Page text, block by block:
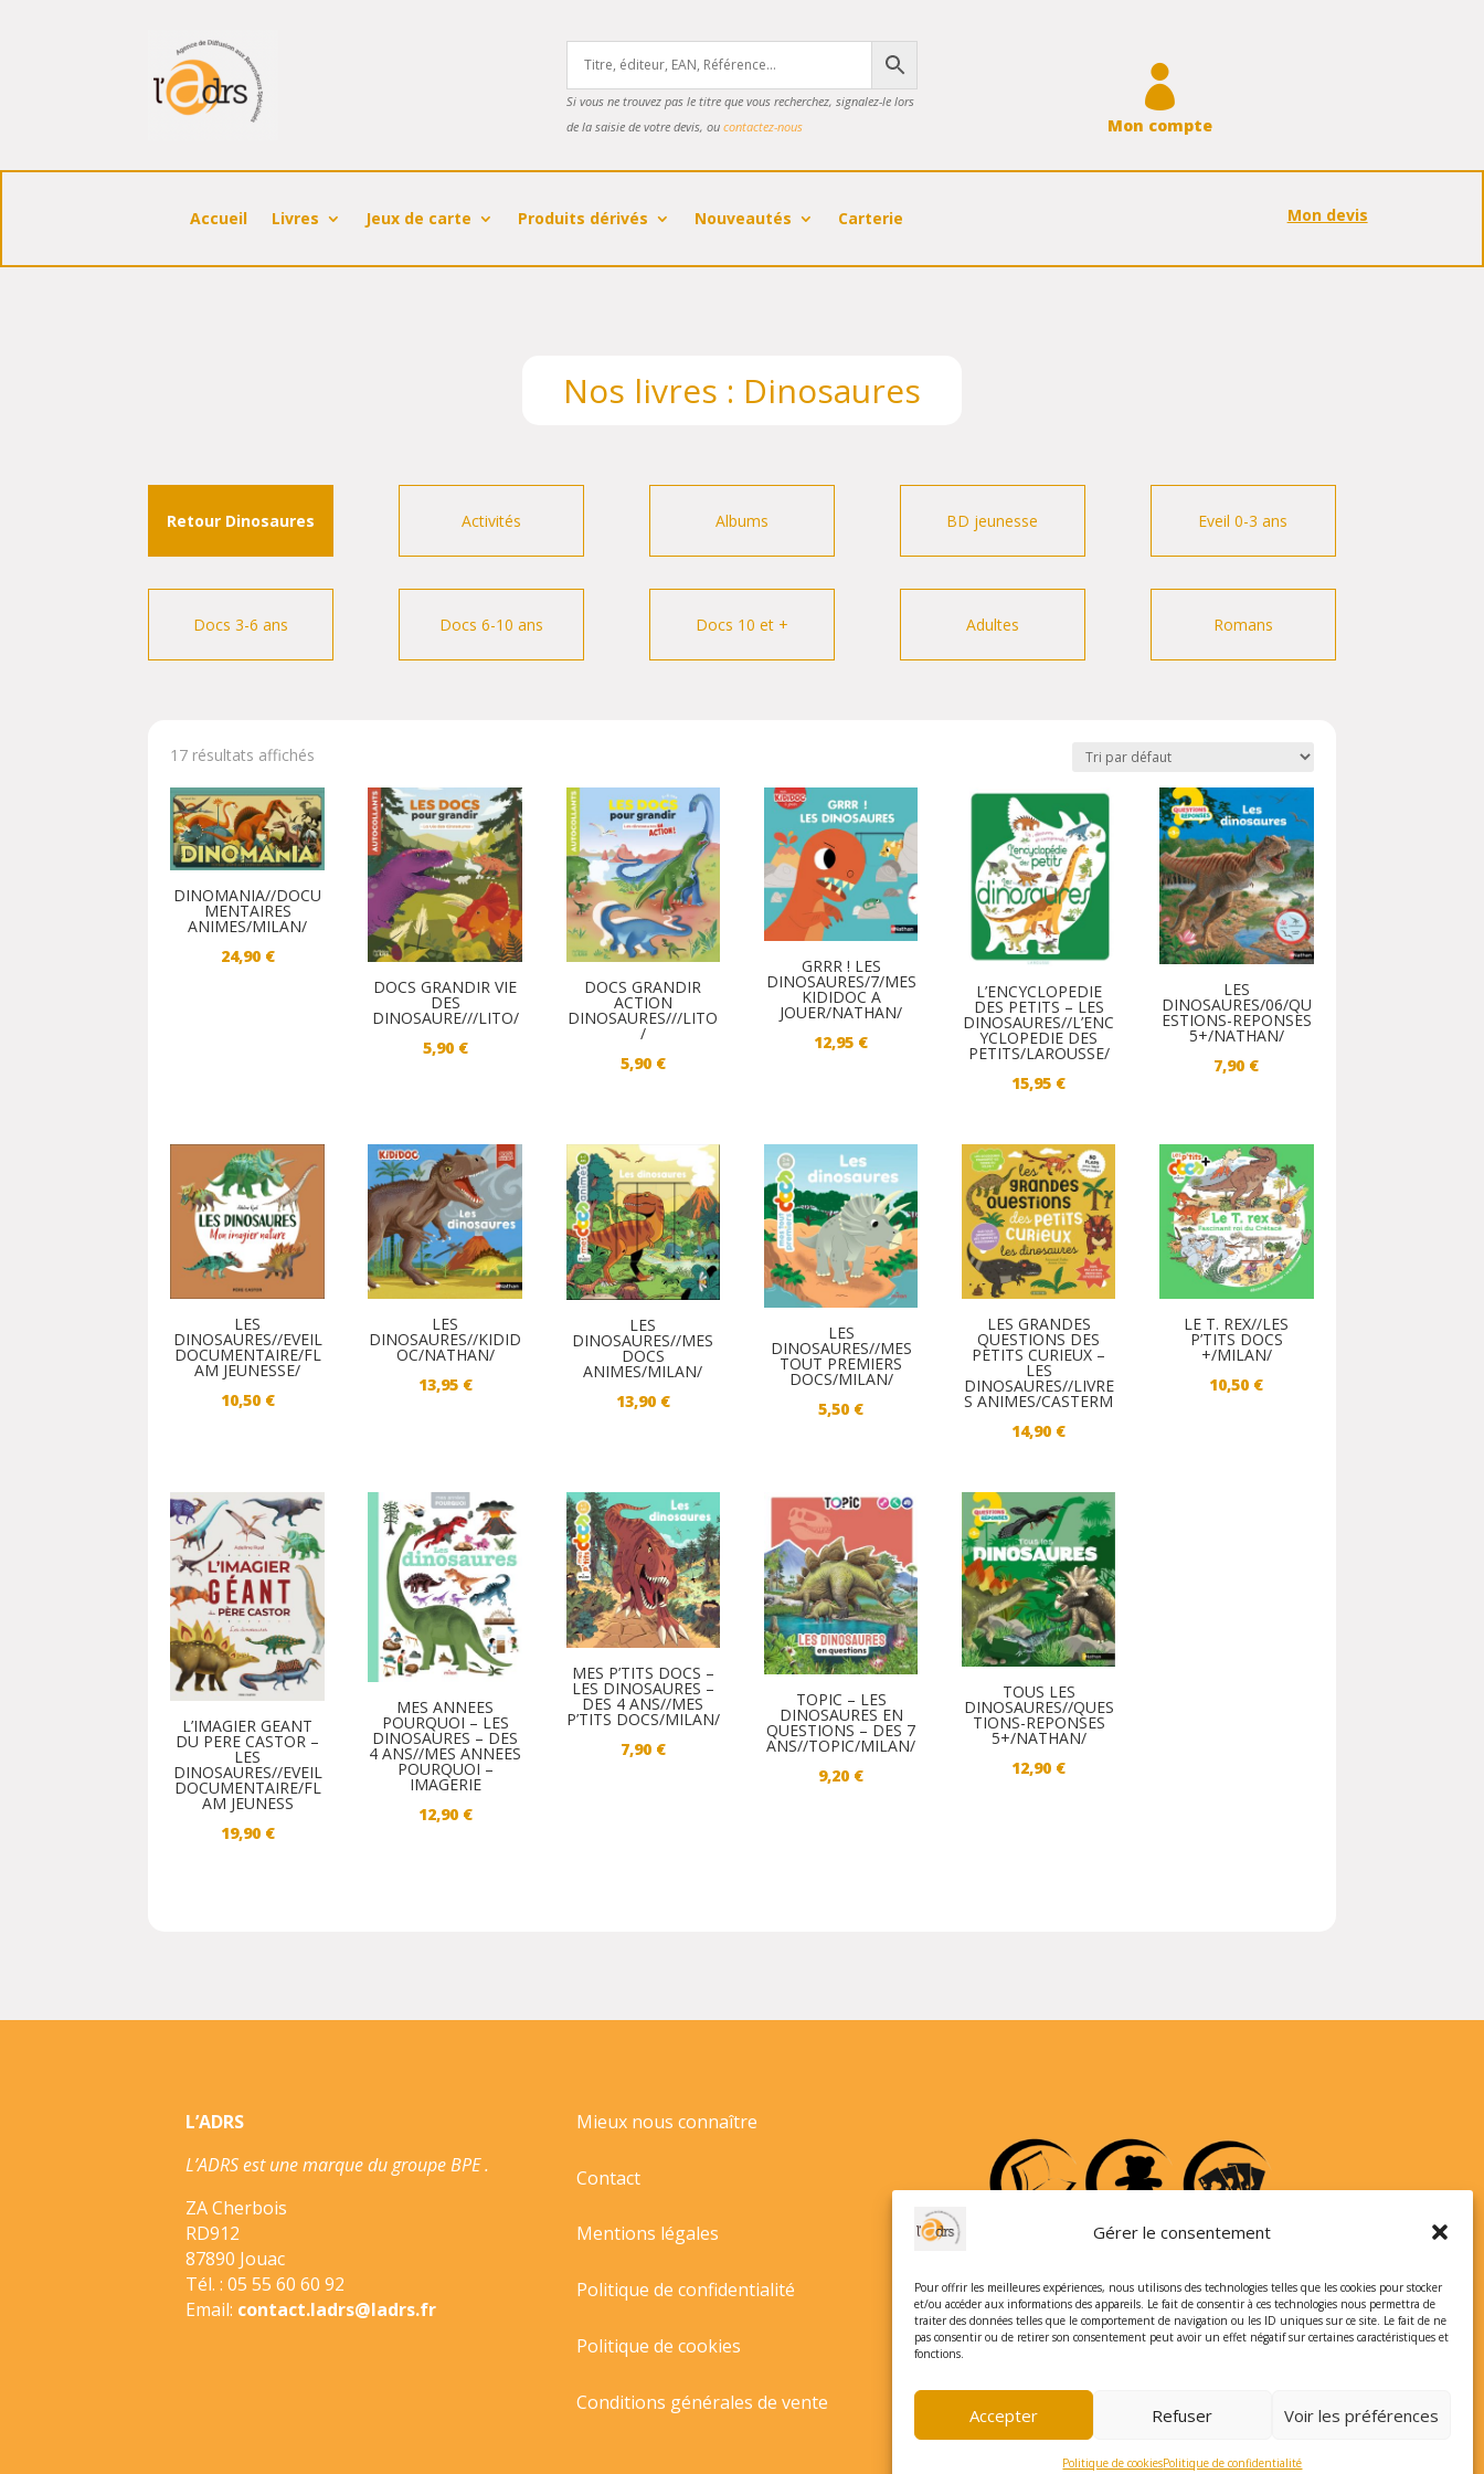
Gérer le consentement
Pour offrir les meilleures expériences, nous utilisons des technologies telles que les cookies pour stocker
et/ou accéder aux informations des appareils. Le fait de consentir à ces technologies nous permettra de
traiter des données telles que le comportement de navigation ou les ID uniques sur ce site. Le fait de ne
pas consentir ou de retirer son consentement peut avoir un effet négatif sur certaines caractéristiques et
fonctions.
Accepter Refuser Voir les préférences
Politique de cookiesPolitique de confidentialité
Si vous ne trouvez pas le titre que vous recherchez, signalez-le lors
de la saisie de votre devis, ou contactez-nous

Mon compte
Accueil Livres Jeux de carte Produits dérivés Nouveautés Carterie Mon devis
Nos livres : Dinosaures
Retour Dinosaures
Docs 3-6 ans
Activités
Docs 6-10 ans
Albums
Docs 10 et +
BD jeunesse
Adultes
Eveil 0-3 ans
Romans
17 résultats affichés
DINOMANIA//DOCU
MENTAIRES
ANIMES/MILAN/
24,90 €
DOCS GRANDIR VIE
DES
DINOSAURE///LITO/
5,90 €
DOCS GRANDIR
ACTION
DINOSAURES///LITO
/
5,90 €
GRRR ! LES
DINOSAURES/7/MES
KIDIDOC A
JOUER/NATHAN/
12,95 €
L’ENCYCLOPEDIE
DES PETITS – LES
DINOSAURES//L’ENC
YCLOPEDIE DES
PETITS/LAROUSSE/
15,95 €
LES
DINOSAURES/06/QU
ESTIONS-REPONSES
5+/NATHAN/
7,90 €
LES
DINOSAURES//EVEIL
DOCUMENTAIRE/FL
AM JEUNESSE/
10,50 €
LES
DINOSAURES//KIDID
OC/NATHAN/
13,95 €
LES
DINOSAURES//MES
DOCS
ANIMES/MILAN/
13,90 €
LES
DINOSAURES//MES
TOUT PREMIERS
DOCS/MILAN/
5,50 €
LES GRANDES
QUESTIONS DES
PETITS CURIEUX –
LES
DINOSAURES//LIVRE
S ANIMES/CASTERM
14,90 €
LE T. REX//LES
P’TITS DOCS
+/MILAN/
10,50 €
L’IMAGIER GEANT
DU PERE CASTOR –
LES
DINOSAURES//EVEIL
DOCUMENTAIRE/FL
AM JEUNESS
19,90 €
MES ANNEES
POURQUOI – LES
DINOSAURES – DES
4 ANS//MES ANNEES
POURQUOI –
IMAGERIE
12,90 €
MES P’TITS DOCS –
LES DINOSAURES –
DES 4 ANS//MES
P’TITS DOCS/MILAN/
7,90 €
TOPIC – LES
DINOSAURES EN
QUESTIONS – DES 7
ANS//TOPIC/MILAN/
9,20 €
TOUS LES
DINOSAURES//QUES
TIONS-REPONSES
5+/NATHAN/
12,90 €
L’ADRS
L’ADRS est une marque du groupe BPE .
ZA Cherbois
RD912
87890 Jouac
Tél. : 05 55 60 60 92
Email: contact.ladrs@ladrs.fr
Mieux nous connaître
Contact
Mentions légales
Politique de confidentialité
Politique de cookies
Conditions générales de vente